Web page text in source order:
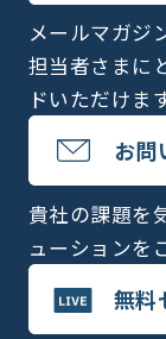
メールマガジ
担当者さまに
ドいただけます
お問
貴社の課題を
ューションを
無料